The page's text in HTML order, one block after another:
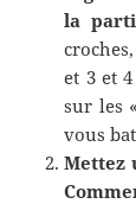
la
et 3 et
sur les
vous
Mettez